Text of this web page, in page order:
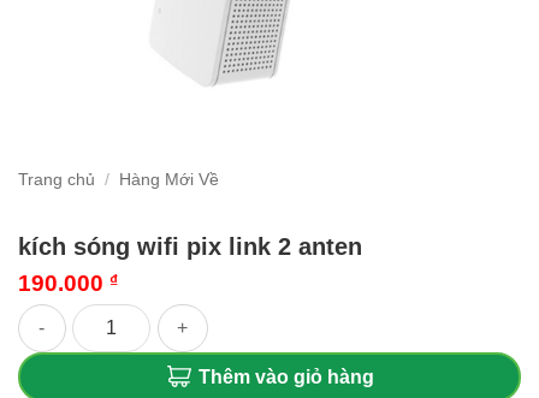
Trang chủ / Hàng Mới Về
kích sóng wifi pix link 2 anten
190.000 ₫
kích sóng wifi pix link 2 anten số lượng
Thêm vào giỏ hàng